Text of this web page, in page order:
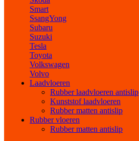
Smart
SsangYong
Subaru
Suzuki
Tesla
Toyota
Volkswagen
Volvo
Laadvloeren
Rubber laadvloeren antislip
Kunststof laadvloeren
Rubber matten antislip
Rubber vloeren
Rubber matten antislip